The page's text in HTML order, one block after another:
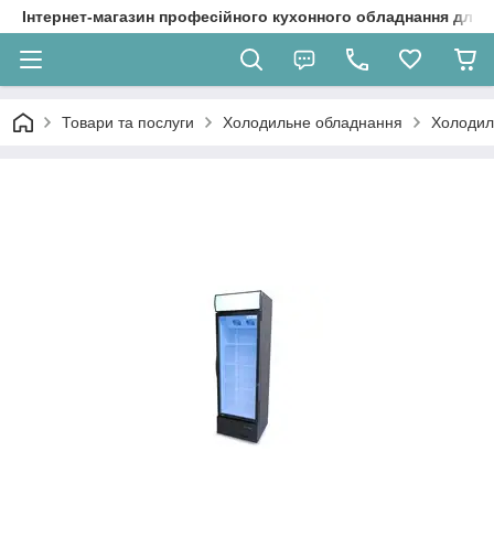
Інтернет-магазин професійного кухонного обладнання
Товари та послуги Холодильне обладнання